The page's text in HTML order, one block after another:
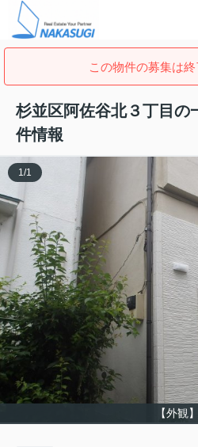
この物件の募集は終
杉並区阿佐谷北３丁目の
件情報
【外観】
1/1